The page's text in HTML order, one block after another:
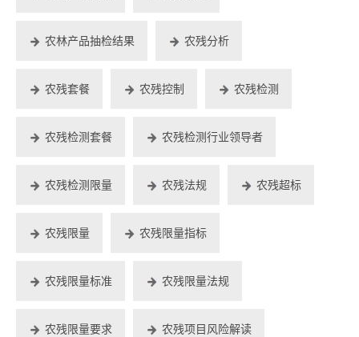
农林产品抽检结果 农残分析
农残套餐 农残控制 农残检测
农残检测套餐 农残检测行业领导者
农残检测限量 农残法规 农残超标
农残限量 农残限量指标
农残限量标准 农残限量法规
农残限量要求 农残项目风险解读